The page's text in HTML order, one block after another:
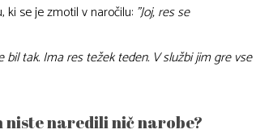
ki se je zmotil v naročilu: ”Joj, res se
bil tak. Ima res težek teden. V službi jim gre vse
naredili nič narobe?